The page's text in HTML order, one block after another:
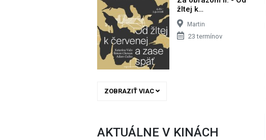
žltej k…
Martin
23 termínov
ZOBRAZIŤ VIAC
AKTUÁLNE V KINÁCH